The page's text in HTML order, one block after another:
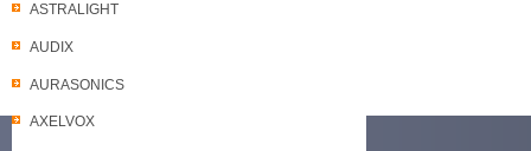
ASTRALIGHT
AUDIX
AURASONICS
AXELVOX